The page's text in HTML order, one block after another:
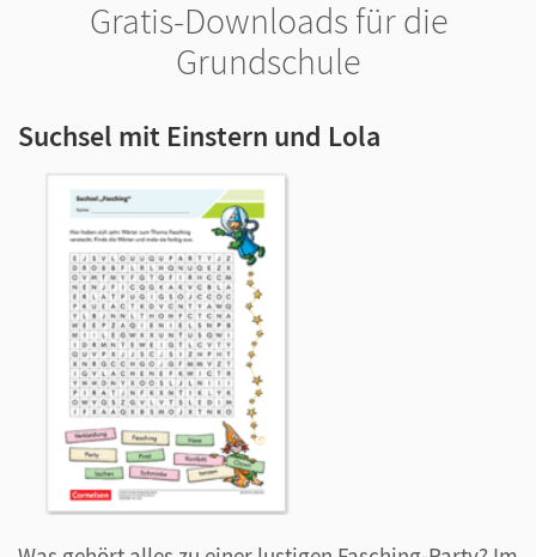
Gratis-Downloads für die
Grundschule
Suchsel mit Einstern und Lola